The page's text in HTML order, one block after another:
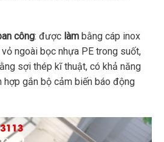
công: được làm bằng cáp inox
ngoài bọc nhựa PE trong suốt,
sợi thép kĩ thuật, có khả năng
hợp gắn bộ cảm biến báo động